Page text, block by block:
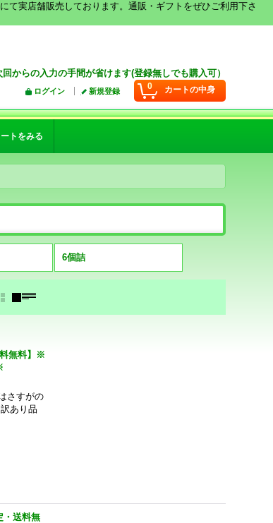
て実店舗販売しております。通販・ギフトをぜひご利用下さ
からの入力の手間が省けます(登録無しでも購入可）
0 カートの中身
ログイン 新規登録
トをみる
6個詰
無料】※
さすがの
あり品
・送料無